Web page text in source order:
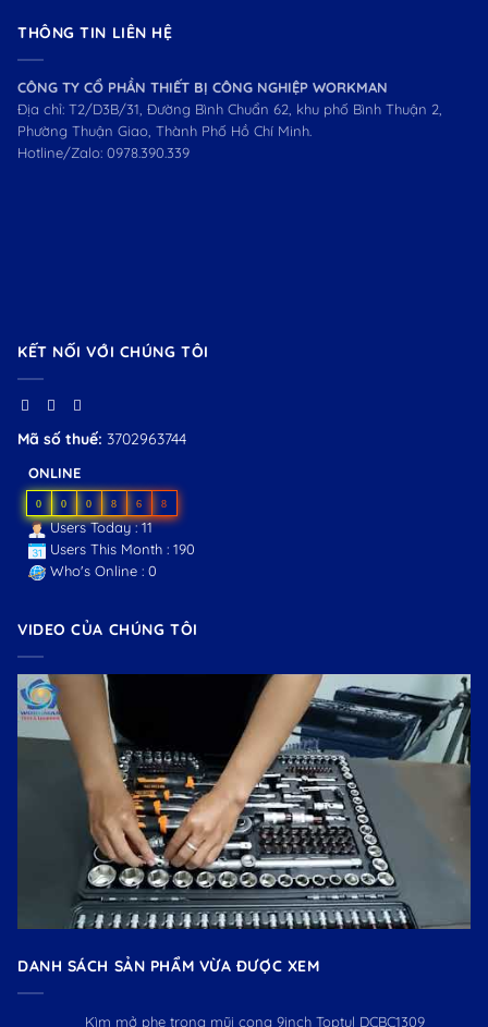
THÔNG TIN LIÊN HỆ
CÔNG TY CỔ PHẦN THIẾT BỊ CÔNG NGHIỆP WORKMAN
Địa chỉ: T2/D3B/31, Đường Bình Chuẩn 62, khu phố Bình Thuận 2,
Phường Thuận Giao, Thành Phố Hồ Chí Minh.
Hotline/Zalo: 0978.390.339
KẾT NỐI VỚI CHÚNG TÔI
Mã số thuế: 3702963744
ONLINE
0 0 0 8 6 8
Users Today : 11
Users This Month : 190
Who's Online : 0
VIDEO CỦA CHÚNG TÔI
DANH SÁCH SẢN PHẨM VỪA ĐƯỢC XEM
Kìm mở phe trong mũi cong 9inch Toptul DCBC1309